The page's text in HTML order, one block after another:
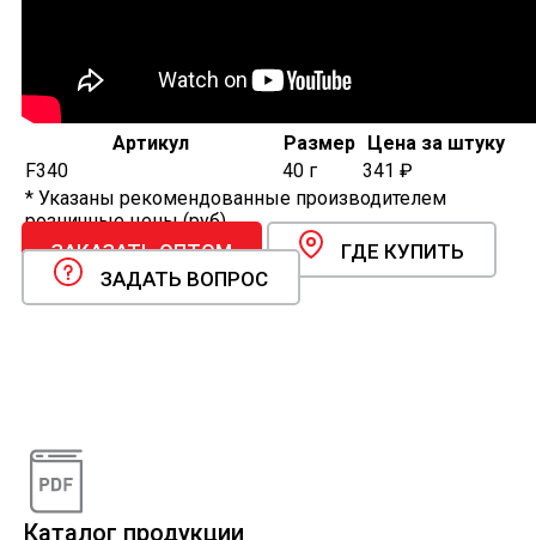
Артикул Размер Цена за штуку
F340
40 г
341 ₽
* Указаны рекомендованные производителем
розничные цены (руб).
ЗАКАЗАТЬ ОПТОМ
ГДЕ КУПИТЬ
ЗАДАТЬ ВОПРОС
Каталог продукции